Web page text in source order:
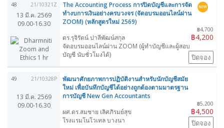
48 21/10321Z
13 มี.ค. 2569
09.00-16.30
The Accounting Process การปิดบัญชีและการจัด
ทำงบการเงินอย่างครบวงจร (จัดอบรมออนไลน์ผ่าน
ZOOM) (หลักสูตรใหม่ 2569)
฿4,700
฿4,200
ดร.รุจิรัตน์ ปาลีพัฒน์สกุล
จัดอบรมออนไลน์ผ่าน ZOOM (ผู้ทำบัญชีและผู้สอบ
บัญชี นับชั่วโมงได้)
ปิดจอง
49 21/10328P
13 มี.ค. 2569
09.00-16.30
พัฒนาศักยภาพการปฏิบัติงานสำหรับนักบัญชีสมัย
ใหม่ เพื่อบันทึกบัญชีได้อย่างถูกต้องตามมาตรฐาน
การบัญชี New Gen Accountants
฿5,200
฿4,500
ผศ.ดร.สมชาย เลิศภิรมย์สุข
โรงแรมโนโวเทล บางนา
ปิดจอง